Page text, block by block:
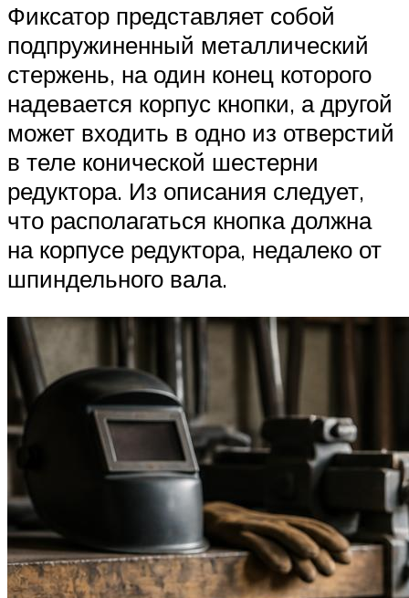
Фиксатор представляет собой
подпружиненный металлический
стержень, на один конец которого
надевается корпус кнопки, а другой
может входить в одно из отверстий
в теле конической шестерни
редуктора. Из описания следует,
что располагаться кнопка должна
на корпусе редуктора, недалеко от
шпиндельного вала.